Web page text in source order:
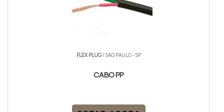
FLEX PLUG/ SÃO PAULO - SP
CABO PP